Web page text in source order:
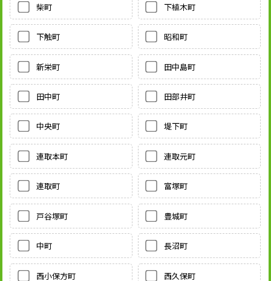
柴町 下植木町
下触町 昭和町
新栄町 田中島町
田中町 田部井町
中央町 堤下町
連取本町 連取元町
連取町 富塚町
戸谷塚町 豊城町
中町 長沼町
西小保方町 西久保町